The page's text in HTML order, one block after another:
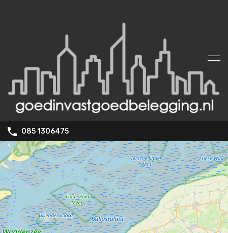
085 1306475